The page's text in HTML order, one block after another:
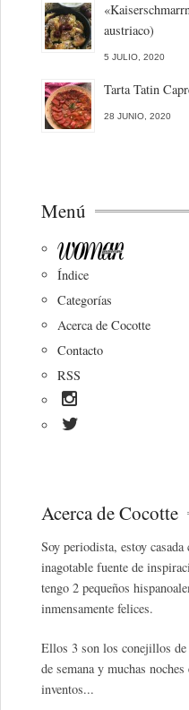
austriaco)
5 JULIO, 2020
Tarta Tatin
28 JUNIO, 2020
Menú
Índice
Categorías
Acerca de Cocotte
Contacto
RSS
Acerca de Cocotte
Soy periodista, estoy
inagotable fuente de
tengo 2 pequeños
inmensamente felices.
Ellos 3 son los conejillos
de semana y muchas
inventos...